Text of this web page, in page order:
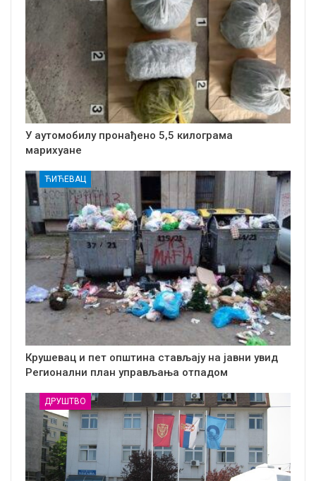
У аутомобилу пронађено 5,5 килограма
марихуане
ЋИЋЕВАЦ
Крушевац и пет општина стављају на јавни увид
Регионални план управљања отпадом
ДРУШТВО